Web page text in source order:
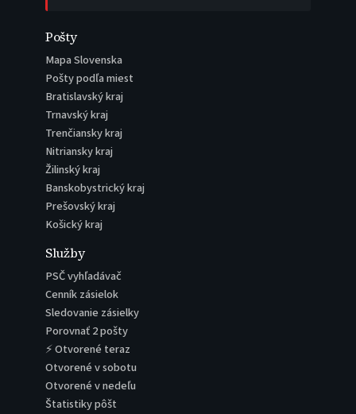
Pošty
Mapa Slovenska
Pošty podľa miest
Bratislavský kraj
Trnavský kraj
Trenčiansky kraj
Nitriansky kraj
Žilinský kraj
Banskobystrický kraj
Prešovský kraj
Košický kraj
Služby
PSČ vyhľadávač
Cenník zásielok
Sledovanie zásielky
Porovnať 2 pošty
⚡ Otvorené teraz
Otvorené v sobotu
Otvorené v nedeľu
Štatistiky pôšt